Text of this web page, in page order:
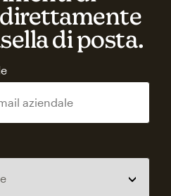
di posta.